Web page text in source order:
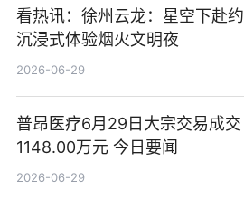
看热讯：徐州云龙：星空下赴约
沉浸式体验烟火文明夜
2026-06-29
普昂医疗6月29日大宗交易成交
1148.00万元 今日要闻
2026-06-29